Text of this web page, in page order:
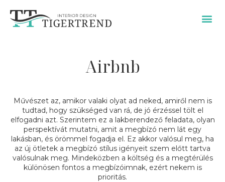
Airbnb
Művészet az, amikor valaki olyat ad neked, amiről nem is
tudtad, hogy szükséged van rá, de jó érzéssel tölt el
elfogadni azt. Szerintem ez a lakberendező feladata, olyan
perspektívát mutatni, amit a megbízó nem lát egy
lakásban, és örömmel fogadja el. Ez akkor valósul meg, ha
az új ötletek a megbízó stílus igényeit szem előtt tartva
valósulnak meg. Mindeközben a költség és a megtérülés
különösen fontos a megbízóimnak, ezért nekem is
prioritás.